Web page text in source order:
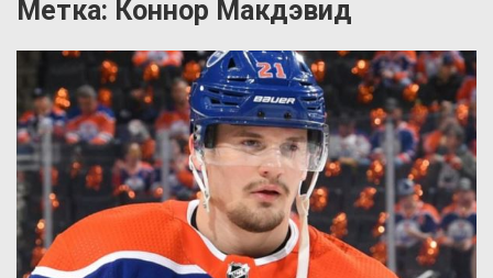
Метка: Коннор Макдэвид